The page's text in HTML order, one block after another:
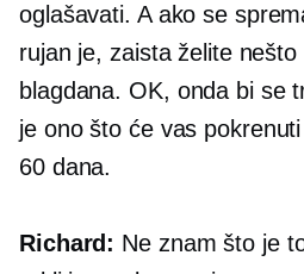
oglašavati. A ako se
rujan je, zaista želite nešto
blagdana. OK, onda bi se
je ono što će vas
60 dana.
Richard: Ne znam što je